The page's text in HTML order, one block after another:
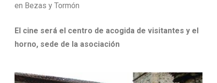
en Bezas y Tormón
El cine será el centro de acogida de visitantes y el
horno, sede de la asociación